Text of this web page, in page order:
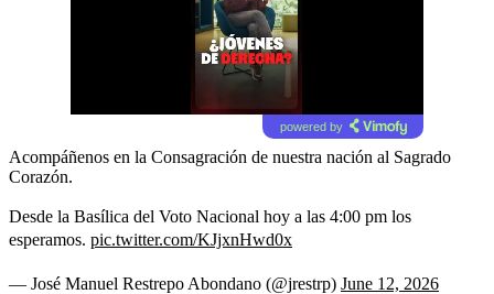
powered by
Acompáñenos en la Consagración de nuestra nación al Sagrado
Corazón.
Desde la Basílica del Voto Nacional hoy a las 4:00 pm los
esperamos. pic.twitter.com/KJjxnHwd0x
— José Manuel Restrepo Abondano (@jrestrp) June 12, 2026